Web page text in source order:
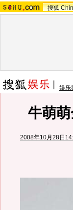
搜狐
娱乐
牛萌
2008年10月28日